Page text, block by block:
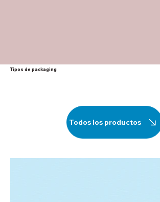
Tipos de packaging
Todos los productos